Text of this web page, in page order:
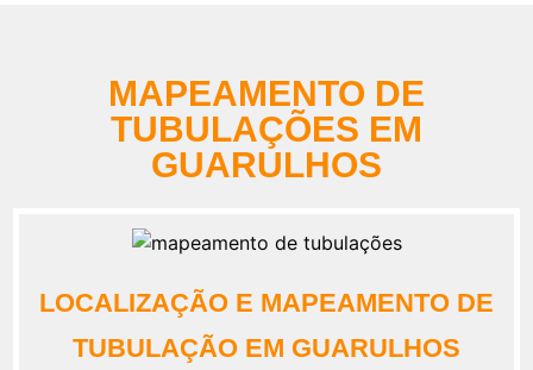
MAPEAMENTO DE
TUBULAÇÕES EM
GUARULHOS
LOCALIZAÇÃO E MAPEAMENTO DE
TUBULAÇÃO EM GUARULHOS